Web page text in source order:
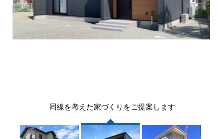
同線を考えた家づくりをご提案します